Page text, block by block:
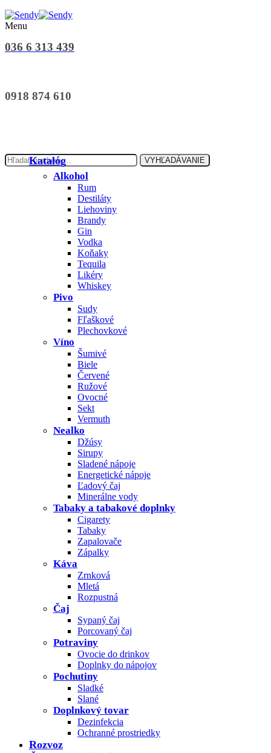
Menu
036 6 313 439
0918 874 610
VYHĽADÁVANIE
Katalóg
Alkohol
Rum
Destiláty
Liehoviny
Brandy
Gin
Vodka
Koňaky
Tequila
Likéry
Whiskey
Pivo
Sudy
Fľaškové
Plechovkové
Víno
Šumivé
Biele
Červené
Ružové
Ovocné
Sekt
Vermuth
Nealko
Džúsy
Sirupy
Sladené nápoje
Energetické nápoje
Ľadový čaj
Minerálne vody
Tabaky a tabakové doplnky
Cigarety
Tabaky
Zapalovače
Zápalky
Káva
Zrnková
Mletá
Rozpustná
Čaj
Sypaný čaj
Porcovaný čaj
Potraviny
Ovocie do drinkov
Doplnky do nápojov
Pochutiny
Sladké
Slané
Doplnkový tovar
Dezinfekcia
Ochranné prostriedky
Rozvoz